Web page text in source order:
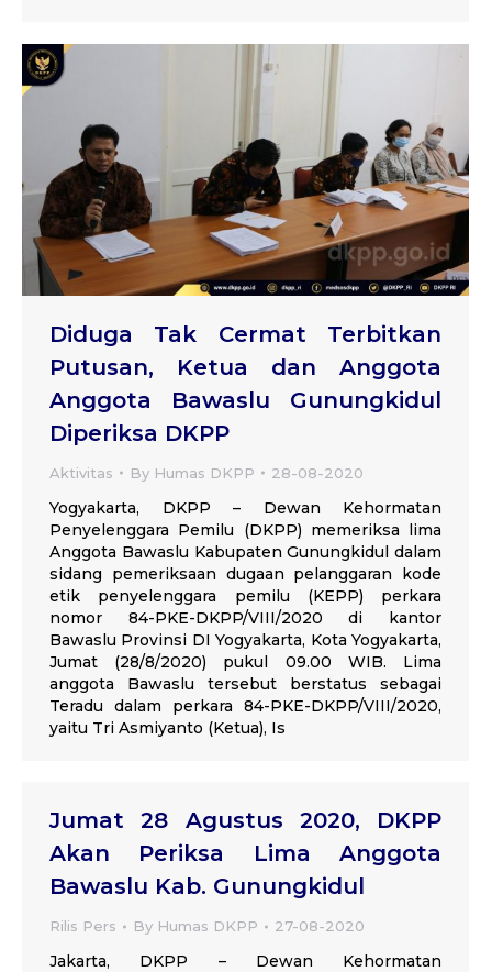
Diduga Tak Cermat Terbitkan
Putusan, Ketua dan Anggota
Anggota Bawaslu Gunungkidul
Diperiksa DKPP
Aktivitas By Humas DKPP 28-08-2020
Yogyakarta, DKPP – Dewan Kehormatan
Penyelenggara Pemilu (DKPP) memeriksa lima
Anggota Bawaslu Kabupaten Gunungkidul dalam
sidang pemeriksaan dugaan pelanggaran kode
etik penyelenggara pemilu (KEPP) perkara
nomor 84-PKE-DKPP/VIII/2020 di kantor
Bawaslu Provinsi DI Yogyakarta, Kota Yogyakarta,
Jumat (28/8/2020) pukul 09.00 WIB. Lima
anggota Bawaslu tersebut berstatus sebagai
Teradu dalam perkara 84-PKE-DKPP/VIII/2020,
yaitu Tri Asmiyanto (Ketua), Is
Jumat 28 Agustus 2020, DKPP
Akan Periksa Lima Anggota
Bawaslu Kab. Gunungkidul
Rilis Pers By Humas DKPP 27-08-2020
Jakarta, DKPP – Dewan Kehormatan